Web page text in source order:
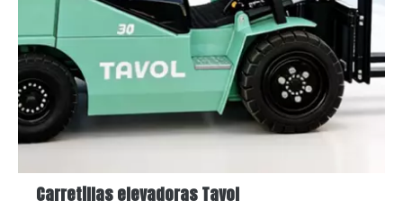
Carretillas elevadoras Tavol